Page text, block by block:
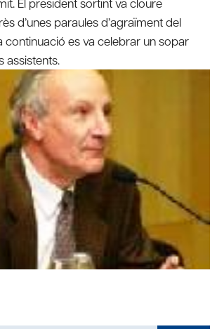
d’unes paraules d’agraïment del
continuació es va celebrar un sopar
assistents.